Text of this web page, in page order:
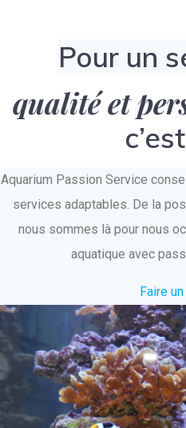
Pour un
qualité et
Aquarium Passion Service
services adaptables. De la
nous sommes là pour nous
aquatique avec
Faire